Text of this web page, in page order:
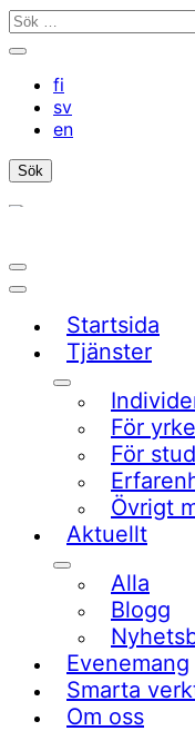
Gå
Sök
Stäng
sökfältet
fi
sv
en
Sök
Öppna/stäng
sökfältet
Huvudmeny
Startsida
Tjänster
Undermeny
För
För
Övrigt
Aktuellt
Undermeny
Alla
Blogg
Evenemang
Smarta
Om oss